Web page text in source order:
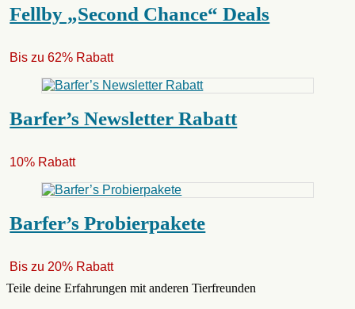
Fellby „Second Chance“ Deals
Bis zu 62% Rabatt
Barfer’s Newsletter Rabatt
10% Rabatt
Barfer’s Probierpakete
Bis zu 20% Rabatt
Teile deine Erfahrungen mit anderen Tierfreunden